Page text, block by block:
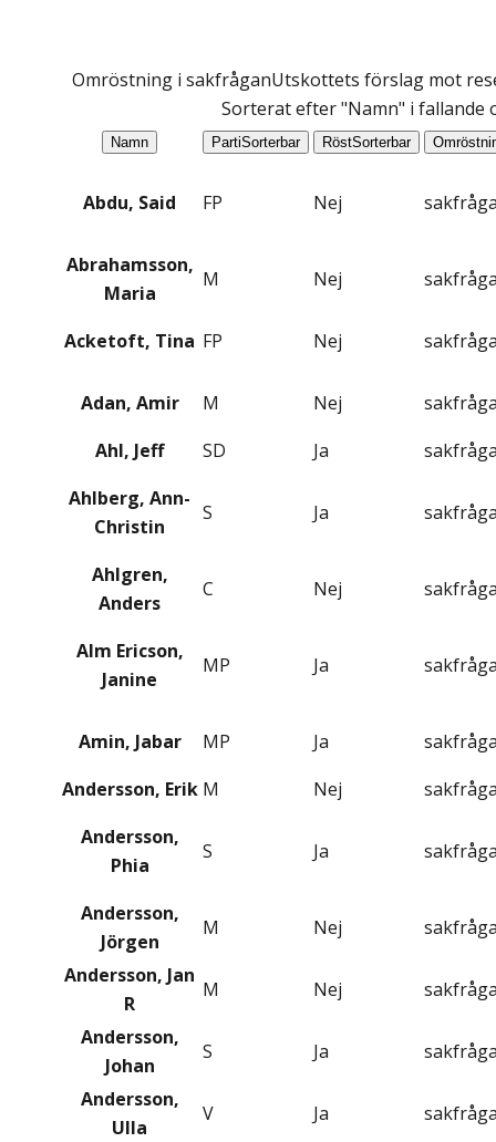
Omröstning i sakfråganUtskottets förslag mot
Sorterat efter "Namn" i fallande
Namn PartiSorterbar RöstSorterbar
Abdu, Said FP Nej
Abrahamsson,
Maria
M Nej
Acketoft, Tina FP Nej
Adan, Amir M Nej
Ahl, Jeff
SD Ja
Ahlberg, Ann-
Christin
S Ja
Ahlgren,
Anders
C Nej
Alm Ericson,
Janine
MP Ja
Amin, Jabar MP Ja
Andersson, Erik M Nej
Andersson,
Phia
S Ja
Andersson,
Jörgen
M Nej
Andersson, Jan
R
M Nej
Andersson,
Johan
S Ja
Andersson,
Ulla
V Ja